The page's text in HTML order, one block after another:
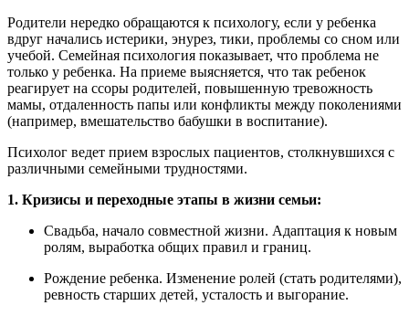
Родители нередко обращаются к психологу, если у ребенка
вдруг начались истерики, энурез, тики, проблемы со сном или
учебой. Семейная психология показывает, что проблема не
только у ребенка. На приеме выясняется, что так ребенок
реагирует на ссоры родителей, повышенную тревожность
мамы, отдаленность папы или конфликты между поколениями
(например, вмешательство бабушки в воспитание).
Психолог ведет прием взрослых пациентов, столкнувшихся с
различными семейными трудностями.
1. Кризисы и переходные этапы в жизни семьи:
Свадьба, начало совместной жизни. Адаптация к новым
ролям, выработка общих правил и границ.
Рождение ребенка. Изменение ролей (стать родителями),
ревность старших детей, усталость и выгорание.